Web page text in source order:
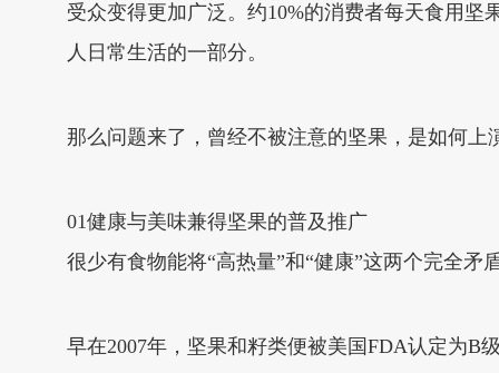
受众变得更加广泛。约10%的消费者每天食用
人日常生活的一部分。
那么问题来了，曾经不被注意的坚果，是如何上
01健康与美味兼得坚果的普及推广
很少有食物能将“高热量”和“健康”这两个完全矛
早在2007年，坚果和籽类便被美国FDA认定为B